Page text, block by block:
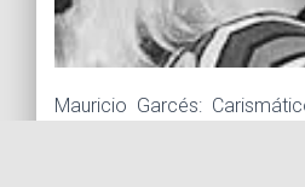
Mauricio Garcés: